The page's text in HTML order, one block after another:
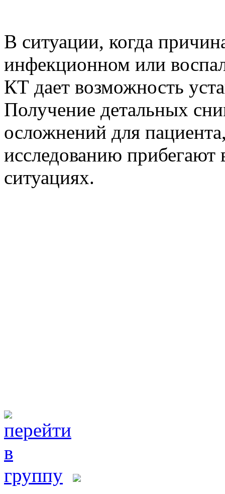
В ситуации, когда
инфекционном или
КТ дает возможность
Получение детальных
осложнений для
исследованию
ситуациях.